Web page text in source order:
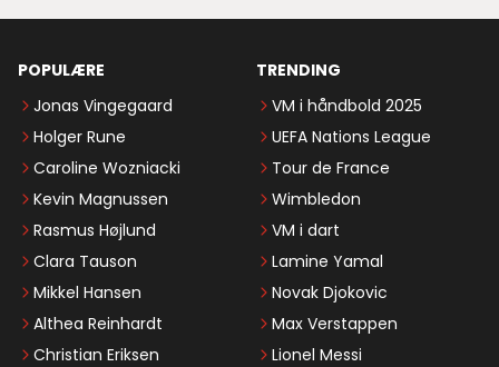
POPULÆRE
Jonas Vingegaard
Holger Rune
Caroline Wozniacki
Kevin Magnussen
Rasmus Højlund
Clara Tauson
Mikkel Hansen
Althea Reinhardt
Christian Eriksen
TRENDING
VM i håndbold 2025
UEFA Nations League
Tour de France
Wimbledon
VM i dart
Lamine Yamal
Novak Djokovic
Max Verstappen
Lionel Messi